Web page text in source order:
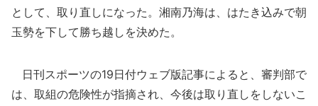
として、取り直しになった。湘南乃海は、はたき込みで朝
玉勢を下して勝ち越しを決めた。
日刊スポーツの19日付ウェブ版記事によると、審判部で
は、取組の危険性が指摘され、今後は取り直しをしないこ